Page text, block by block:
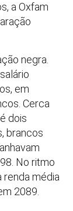
a Oxfam
negra.
em
Cerca
dois
brancos
No ritmo
renda média
2089.